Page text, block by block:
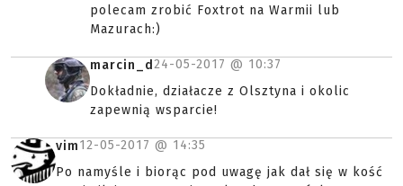
polecam zrobić Foxtrot na Warmii lub
Mazurach:)
marcin_d24-05-2017 @ 10:37
Dokładnie, działacze z Olsztyna i okolic
zapewnią wsparcie!
vim12-05-2017 @ 14:35
Po namyśle i biorąc pod uwagę jak dał się w kość